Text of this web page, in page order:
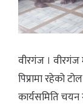
वीरगंज । वीरगंज
पिप्रामा रहेको
कार्यसमिति